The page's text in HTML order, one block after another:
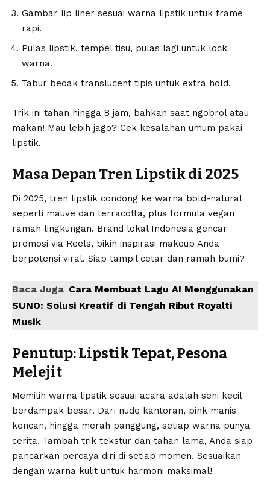
Gambar lip liner sesuai warna lipstik untuk frame
rapi.
Pulas lipstik, tempel tisu, pulas lagi untuk lock
warna.
Tabur bedak translucent tipis untuk extra hold.
Trik ini tahan hingga 8 jam, bahkan saat ngobrol atau
makan! Mau lebih jago? Cek kesalahan umum pakai
lipstik.
Masa Depan Tren Lipstik di 2025
Di 2025, tren lipstik condong ke warna bold-natural
seperti mauve dan terracotta, plus formula vegan
ramah lingkungan. Brand lokal Indonesia gencar
promosi via Reels, bikin inspirasi makeup Anda
berpotensi viral. Siap tampil cetar dan ramah bumi?
Baca Juga Cara Membuat Lagu AI Menggunakan
SUNO: Solusi Kreatif di Tengah Ribut Royalti
Musik
Penutup: Lipstik Tepat, Pesona
Melejit
Memilih warna lipstik sesuai acara adalah seni kecil
berdampak besar. Dari nude kantoran, pink manis
kencan, hingga merah panggung, setiap warna punya
cerita. Tambah trik tekstur dan tahan lama, Anda siap
pancarkan percaya diri di setiap momen. Sesuaikan
dengan warna kulit untuk harmoni maksimal!